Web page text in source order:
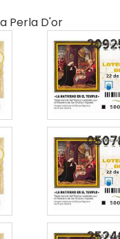
Perla D'or